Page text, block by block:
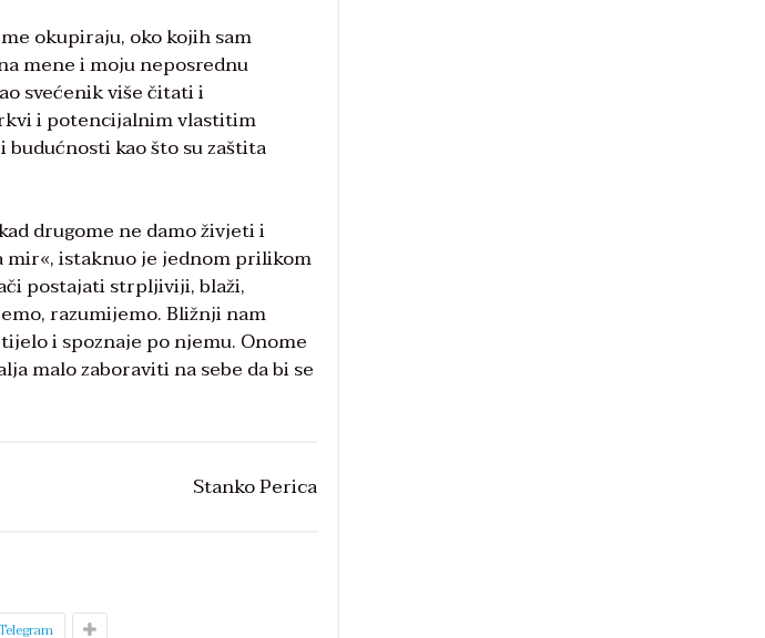
okupiraju, oko kojih sam
mene i moju neposrednu
svećenik više čitati i
i potencijalnim vlastitim
kao što su zaštita
drugome ne damo živjeti i
mir«, istaknuo je jednom prilikom
postajati strpljiviji, blaži,
razumijemo. Bližnji nam
i spoznaje po njemu. Onome
malo zaboraviti na sebe da bi se
Stanko Perica